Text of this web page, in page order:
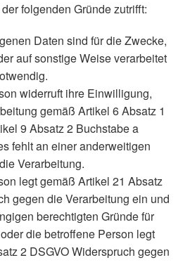
folgenden Gründe zutrifft:
Daten sind für die Zwecke,
auf sonstige Weise verarbeitet
widerruft ihre Einwilligung,
gemäß Artikel 6 Absatz 1
9 Absatz 2 Buchstabe a
fehlt an einer anderweitigen
Verarbeitung.
legt gemäß Artikel 21 Absatz
gegen die Verarbeitung ein und
berechtigten Gründe für
die betroffene Person legt
2 DSGVO Widerspruch gegen